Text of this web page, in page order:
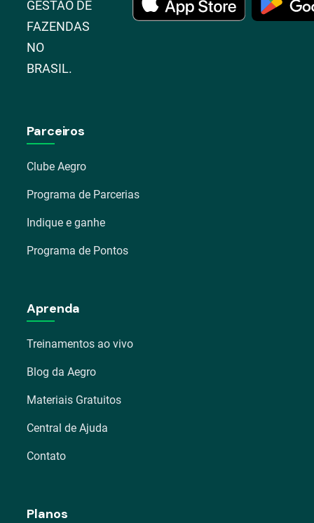
GESTÃO DE
FAZENDAS
NO
BRASIL.
Parceiros
Clube Aegro
Programa de Parcerias
Indique e ganhe
Programa de Pontos
Aprenda
Treinamentos ao vivo
Blog da Aegro
Materiais Gratuitos
Central de Ajuda
Contato
Planos